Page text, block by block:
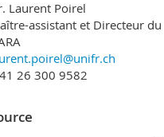
Laurent Poirel
assistant et Directeur du
26 300 9582